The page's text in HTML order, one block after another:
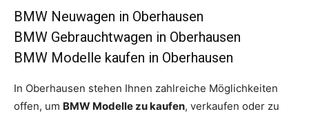
BMW Neuwagen in Oberhausen
BMW Gebrauchtwagen in Oberhausen
BMW Modelle kaufen in Oberhausen
In Oberhausen stehen Ihnen zahlreiche Möglichkeiten
offen, um BMW Modelle zu kaufen, verkaufen oder zu